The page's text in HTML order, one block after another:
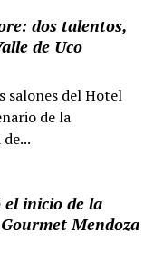
dos talentos,
de Uco
salones del Hotel
de la
inicio de la
Mendoza